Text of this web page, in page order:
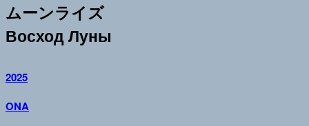
ムーンライズ
Восход Луны
2025
ONA